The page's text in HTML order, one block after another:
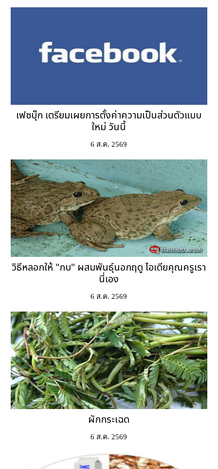
เฟซบุ๊ก เตรียมเผยการตั้งค่าความเป็นส่วนตัวแบบ
ใหม่ วันนี้
6 ส.ค. 2569
วิธีหลอกให้ "กบ" ผสมพันธุ์นอกฤดู ไอเดียคุณครูเรา
นี่เอง
6 ส.ค. 2569
ผักกระเฉด
6 ส.ค. 2569